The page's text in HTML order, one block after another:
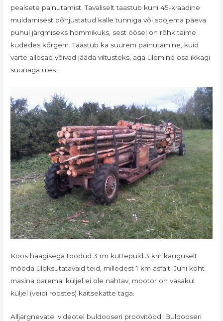
pealsete painutamist. Tavaliselt taastub kuni 45-kraadine
muldamisest põhjustatud kalle tunniga või soojema päeva
puhul järgmiseks hommikuks, sest öösel on rõhk taime
kudedes kõrgem. Taastub ka suurem painutamine, kuid
varte allosad võivad jääda viltusteks, aga ülemine osa ikkagi
suunaga üles.
Koos haagisega toodud 3 rm küttepuid 3 km kauguselt
mööda üldksutatavaid teid, milledest 1 km asfalt. Juhi koht
masina paremal küljel ei ole nähtav, mootor on vasakul
küljel (veidi roostes) kaitsekatte taga.
Alljärgnevatel videotel buldooseri proovitööd. Buldooseri